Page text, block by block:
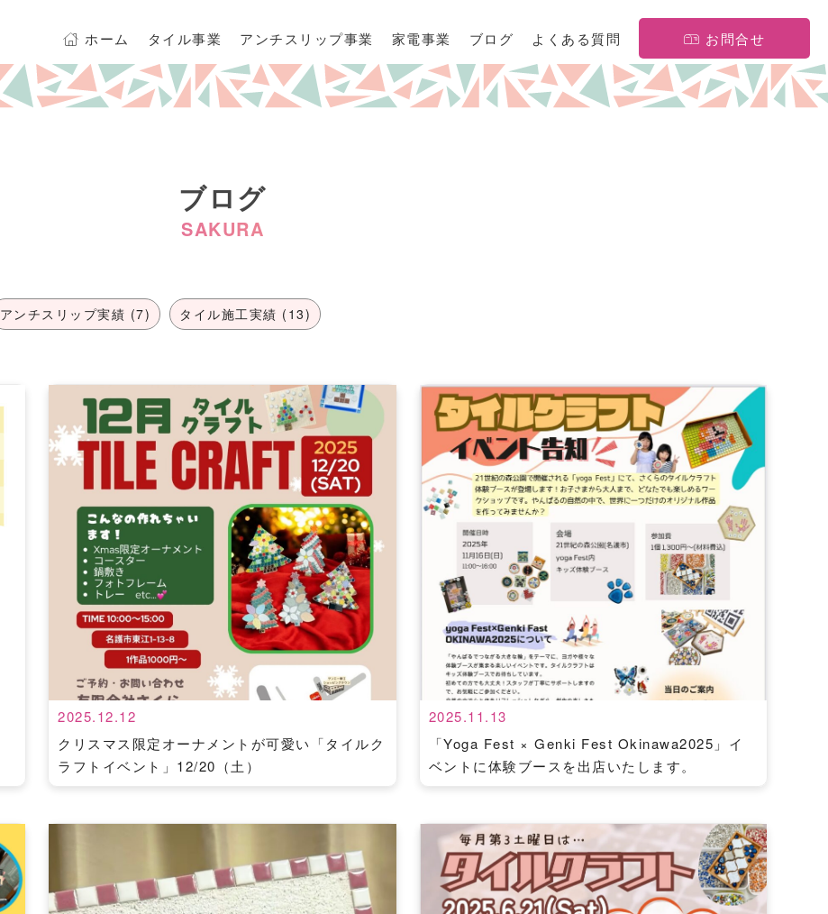
ホーム タイル事業 アンチスリップ事業 家電事業 ブログ よくある質問 お問合せ
ブログ
SAKURA
アンチスリップ実績 (7) タイル施工実績 (13)
2025.12.12
クリスマス限定オーナメントが可愛い「タイルク
ラフトイベント」12/20（土）
2025.11.13
「Yoga Fest × Genki Fest Okinawa2025」イ
ベントに体験ブースを出店いたします。